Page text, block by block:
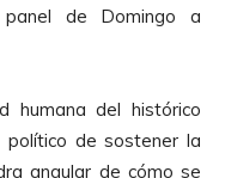
de Domingo a
humana del histórico
de sostener la
angular de cómo se